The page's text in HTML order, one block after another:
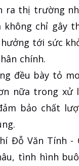
ra thị trường
không chỉ gây
tới sức
chính.
đều bày tỏ
nữa trong xử
bảo chất
Đỗ Văn Tính
tình hình